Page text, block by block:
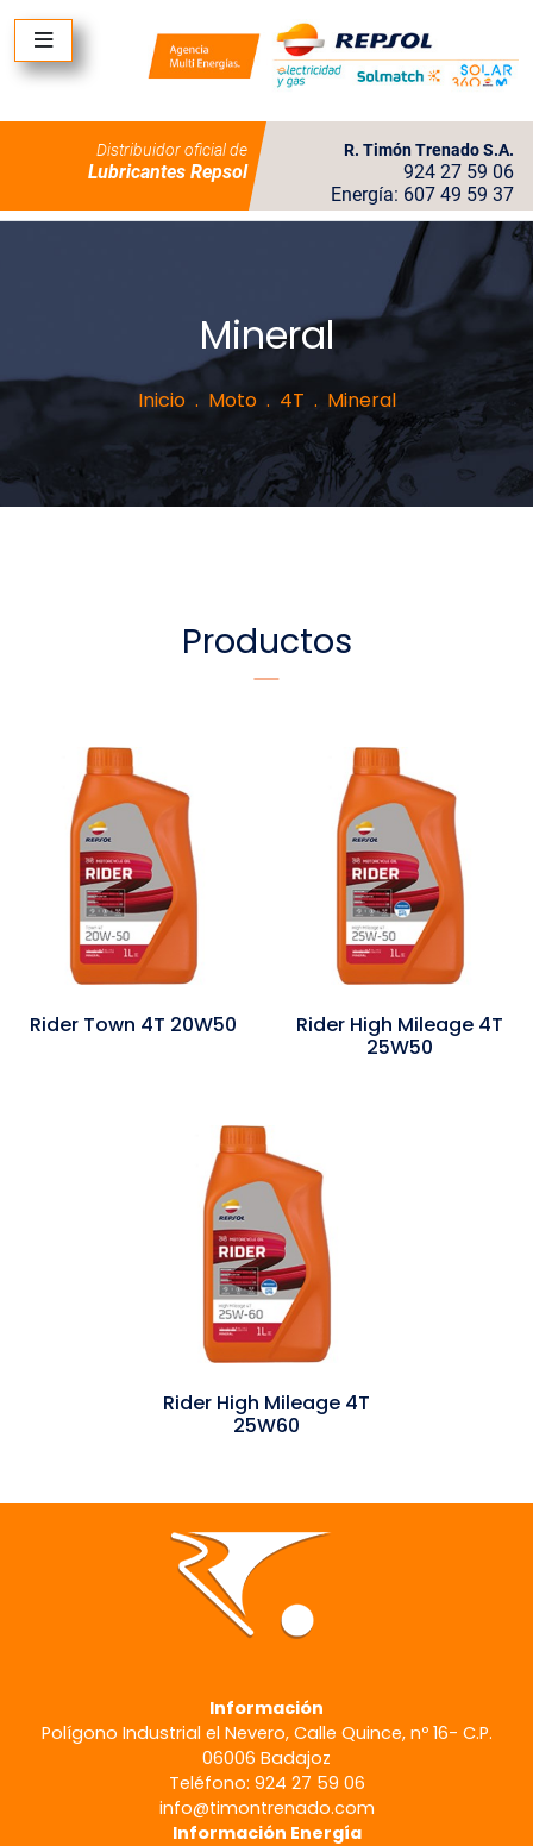
Distribuidor oficial de
Lubricantes Repsol
R. Timón Trenado S.A.
924 27 59 06
Energía: 607 49 59 37
Mineral
Inicio Moto 4T Mineral
Productos
Rider Town 4T 20W50
Rider High Mileage 4T
25W50
Rider High Mileage 4T
25W60
Información
Polígono Industrial el Nevero, Calle Quince, nº 16- C.P.
06006 Badajoz
Teléfono: 924 27 59 06
info@timontrenado.com
Información Energía